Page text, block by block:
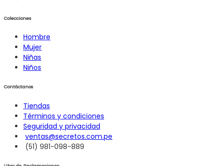
Colecciones
Hombre
Mujer
Niñas
Niños
Contáctanos
Tiendas
Términos y condiciones
Seguridad y privacidad
ventas@secretos.com.pe
(51) 981-098-889